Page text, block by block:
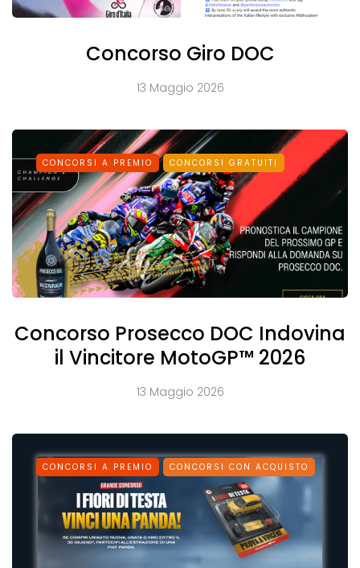
Concorso Giro DOC
13 Maggio 2026
CONCORSI A PREMIO CONCORSI GRATUITI
Concorso Prosecco DOC Indovina
il Vincitore MotoGP™ 2026
13 Maggio 2026
CONCORSI A PREMIO CONCORSI CON ACQUISTO